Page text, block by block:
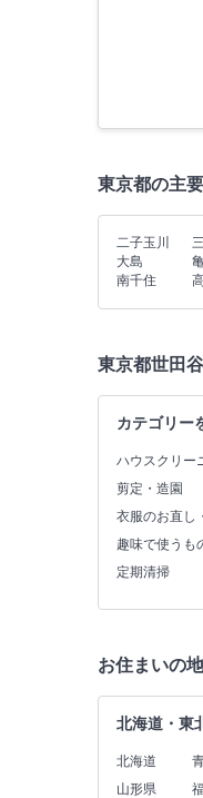
東京都の主
二子玉川
大島
南千住
東京都世田
カテゴリー
ハウスクリー
剪定・造園
衣服のお直し
趣味で使うも
定期清掃
お住まいの
北海道・東
北海道
山形県